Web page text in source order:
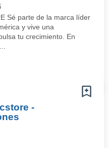
Sé parte de la marca líder
y vive una
tu crecimiento. En
-